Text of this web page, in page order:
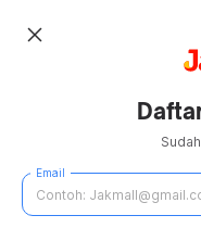
close
Email